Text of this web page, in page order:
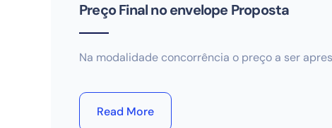
Preço Final no envelope Proposta
Na modalidade concorrência o preço a ser
Read More